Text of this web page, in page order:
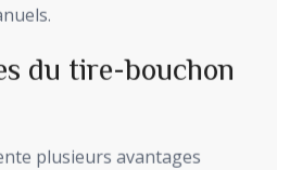
du tire-bouchon
plusieurs avantages